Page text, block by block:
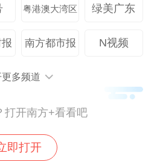
土、创新的沃土，正以
姿态，呼唤着每一位有
同行者。无论是深耕基
是怀揣梦想的“青年创
粤港澳大湾区 绿美广东
南方都市报 N视频
更多频道
打开南方+看看吧
即打开